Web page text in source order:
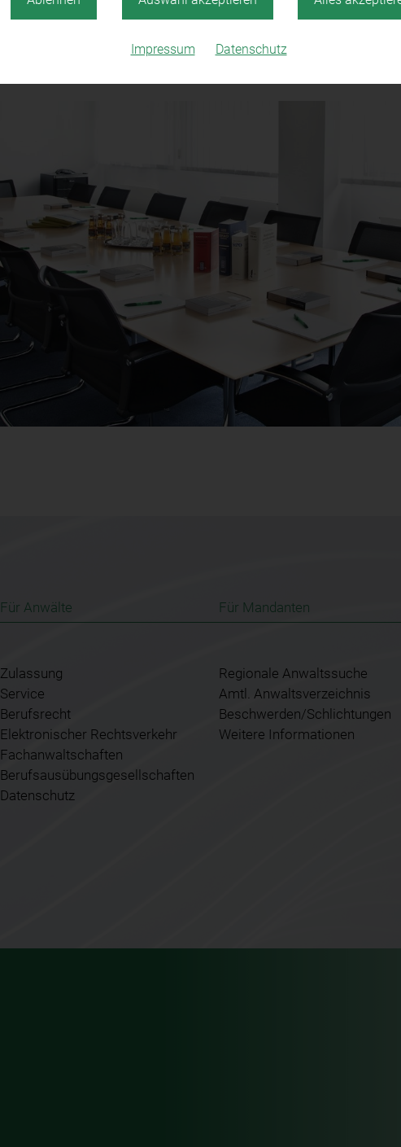
Impressum Datenschutz
Für Anwälte
Zulassung
Service
Berufsrecht
Elektronischer Rechtsverkehr
Fachanwaltschaften
Berufsausübungsgesellschaften
Datenschutz
Für Mandanten
Regionale Anwaltssuche
Amtl. Anwaltsverzeichnis
Beschwerden/Schlichtungen
Weitere Informationen